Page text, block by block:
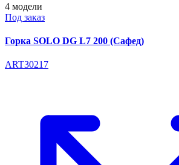
4 модели
Под заказ
Горка SOLO DG L7 200 (Сафед)
ART30217